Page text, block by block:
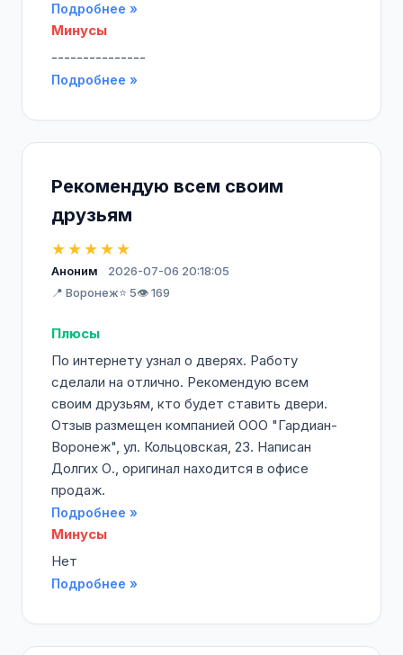
Подробнее »
Минусы
---------------
Подробнее »
Рекомендую всем своим
друзьям
★★★★★
Аноним
2026-07-06 20:18:05
📍 Воронеж⭐ 5👁️ 169
Плюсы
По интернету узнал о дверях. Работу
сделали на отлично. Рекомендую всем
своим друзьям, кто будет ставить двери.
Отзыв размещен компанией ООО "Гардиан-
Воронеж", ул. Кольцовская, 23. Написан
Долгих О., оригинал находится в офисе
продаж.
Подробнее »
Минусы
Нет
Подробнее »